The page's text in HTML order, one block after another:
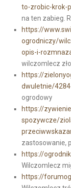
to-zrobic-krok-
na ten zabieg.
https://
ogrodniczy/
opis-i-
wilczomlecz
https://
dwuletnie/
ogrodowy
https://
spozywcze/
zastosowanie,
https://
Wilczomlecz
https://